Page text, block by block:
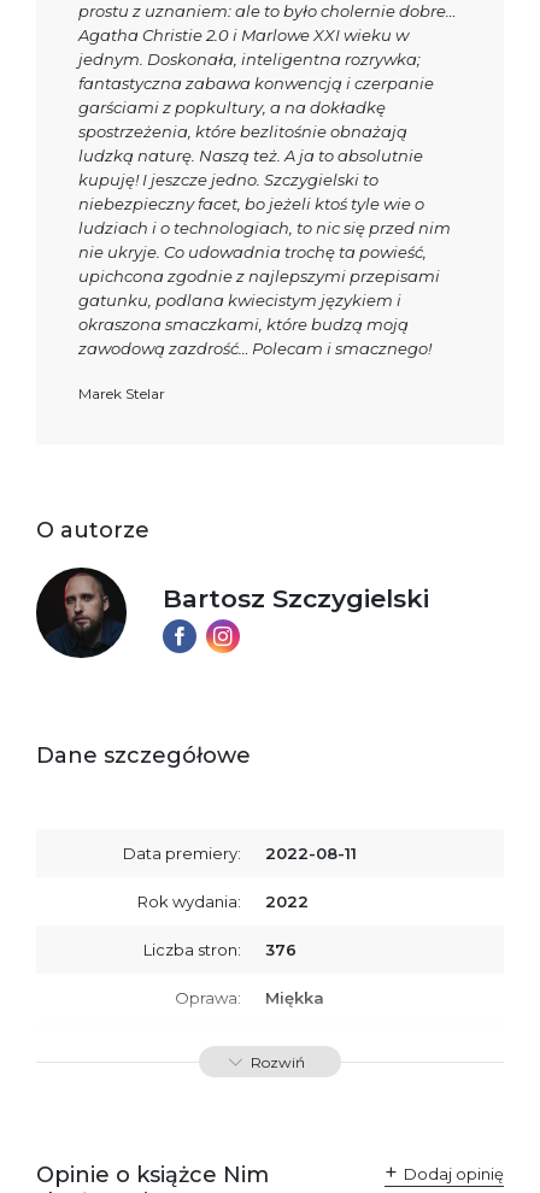
prostu z uznaniem: ale to było cholernie dobre…
Agatha Christie 2.0 i Marlowe XXI wieku w
jednym. Doskonała, inteligentna rozrywka;
fantastyczna zabawa konwencją i czerpanie
garściami z popkultury, a na dokładkę
spostrzeżenia, które bezlitośnie obnażają
ludzką naturę. Naszą też. A ja to absolutnie
kupuję! I jeszcze jedno. Szczygielski to
niebezpieczny facet, bo jeżeli ktoś tyle wie o
ludziach i o technologiach, to nic się przed nim
nie ukryje. Co udowadnia trochę ta powieść,
upichcona zgodnie z najlepszymi przepisami
gatunku, podlana kwiecistym językiem i
okraszona smaczkami, które budzą moją
zawodową zazdrość… Polecam i smacznego!
Marek Stelar
O autorze
Bartosz Szczygielski
Dane szczegółowe
Data premiery: 2022-08-11
Rok wydania: 2022
Liczba stron: 376
Oprawa: Miękka
ISBN 9788367324649
Rozwiń
Opinie o książce Nim
Dodaj opinię